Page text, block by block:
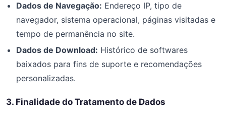
Dados de Navegação: Endereço IP, tipo de
navegador, sistema operacional, páginas visitadas e
tempo de permanência no site.
Dados de Download: Histórico de softwares
baixados para fins de suporte e recomendações
personalizadas.
3. Finalidade do Tratamento de Dados